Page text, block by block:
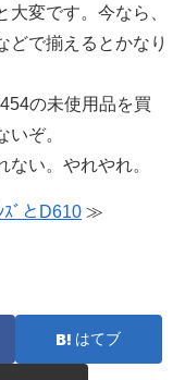
変です。今なら、
どで揃えるとかなり
の未使用品を買
ぞ。
い。やれやれ。
ﾞとD610 ≫
はてブ